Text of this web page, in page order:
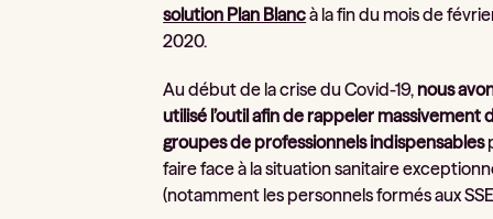
solution Plan Blancà la fin du mois de
2020.
Au début de la crise du Covid-19, nous
utilisé l’outil afin de rappeler massivement
groupes de professionnels indispensables
faire face à la situation sanitaire
(notamment les personnels formés aux